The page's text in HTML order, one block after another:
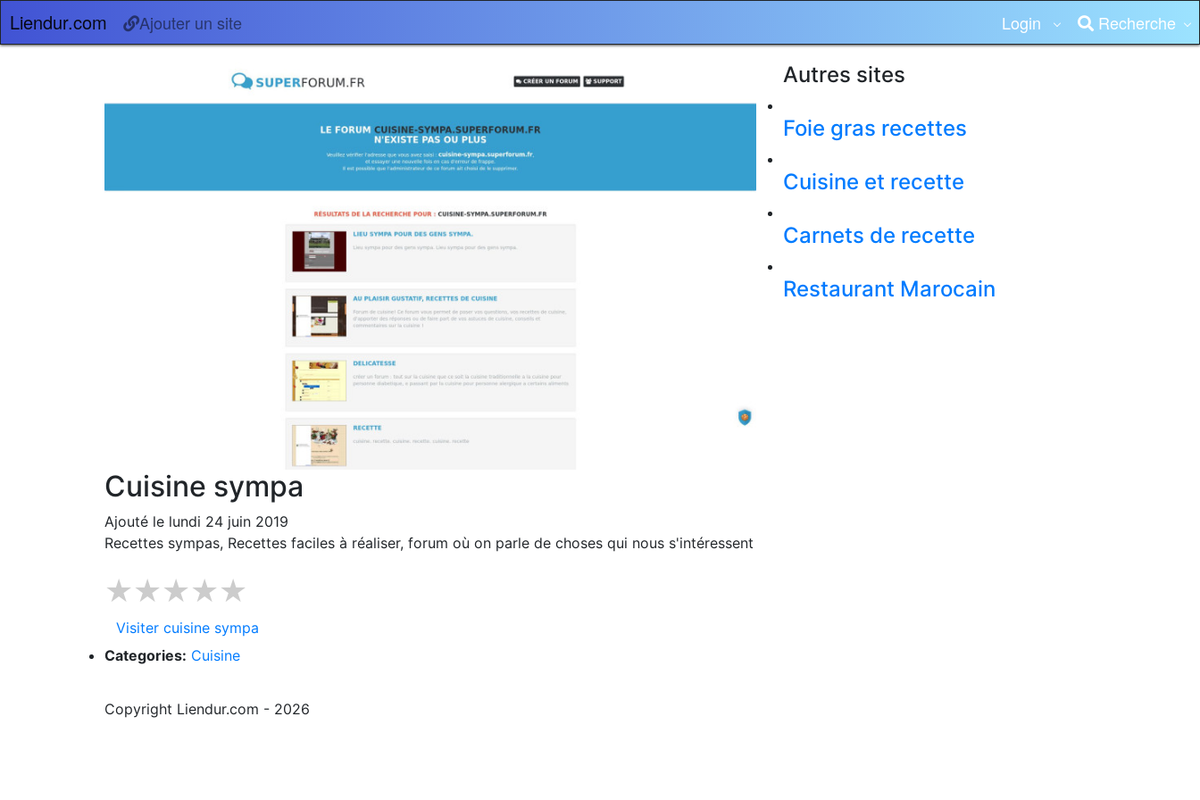
Liendur.com Ajouter un site Login Recherche
Cuisine sympa
Ajouté le lundi 24 juin 2019
Recettes sympas, Recettes faciles à réaliser, forum où on parle de choses qui nous s'intéressent
★★★★★
Visiter cuisine sympa
Categories: Cuisine
Autres sites
Foie gras recettes
Cuisine et recette
Carnets de recette
Restaurant Marocain
Copyright Liendur.com - 2026